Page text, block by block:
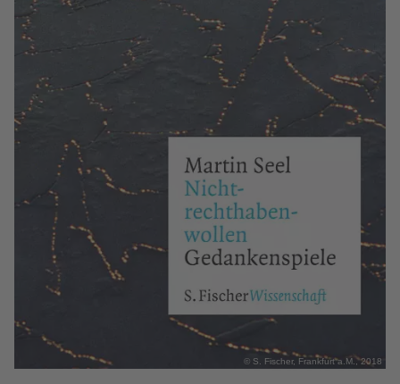
© S. Fischer, Frankfurt a.M., 2018